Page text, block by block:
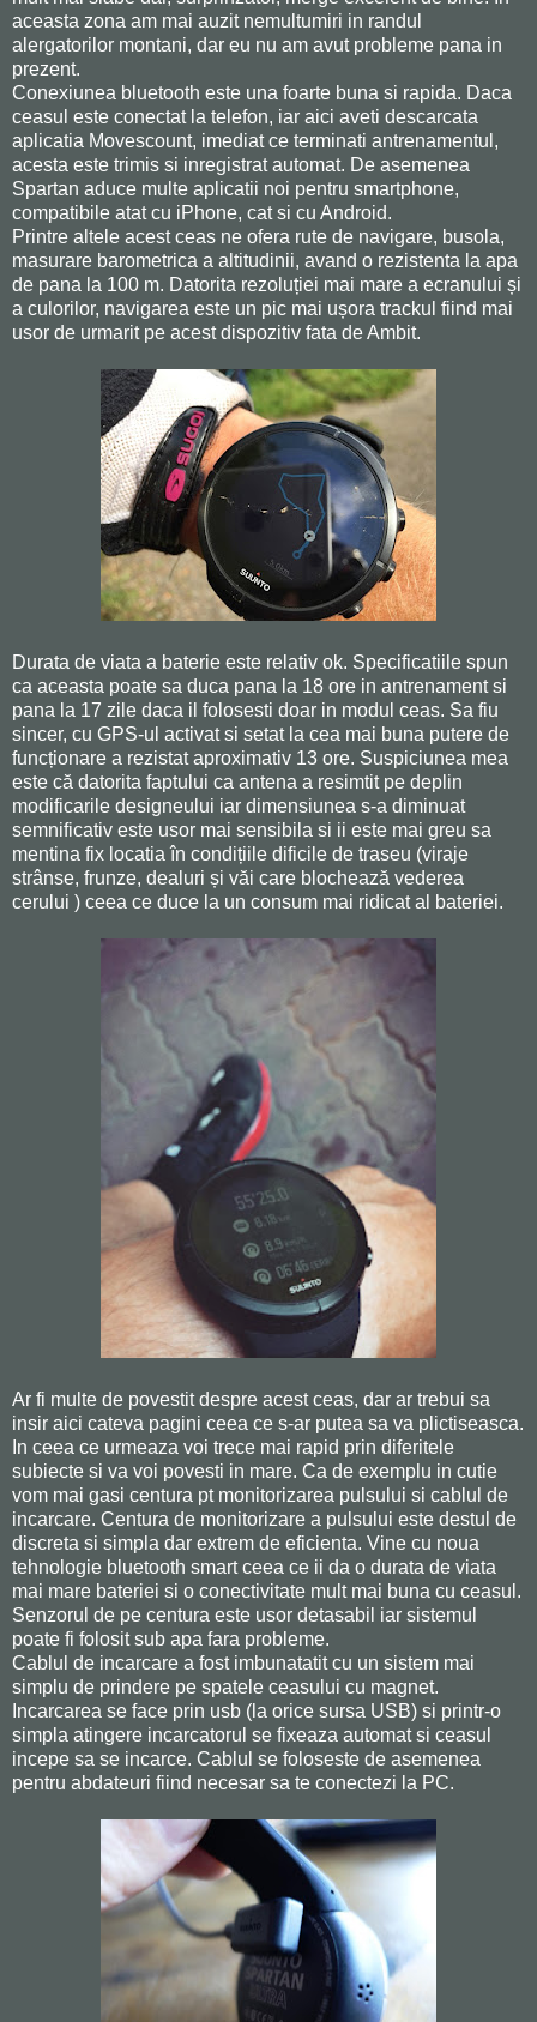
aceasta zona am mai auzit nemultumiri in randul
alergatorilor montani, dar eu nu am avut probleme pana in
prezent.
Conexiunea bluetooth este una foarte buna si rapida. Daca
ceasul este conectat la telefon, iar aici aveti descarcata
aplicatia Movescount, imediat ce terminati antrenamentul,
acesta este trimis si inregistrat automat. De asemenea
Spartan aduce multe aplicatii noi pentru smartphone,
compatibile atat cu iPhone, cat si cu Android.
Printre altele acest ceas ne ofera rute de navigare, busola,
masurare barometrica a altitudinii, avand o rezistenta la apa
de pana la 100 m. Datorita rezoluției mai mare a ecranului și
a culorilor, navigarea este un pic mai ușora trackul fiind mai
usor de urmarit pe acest dispozitiv fata de Ambit.
Durata de viata a baterie este relativ ok. Specificatiile spun
ca aceasta poate sa duca pana la 18 ore in antrenament si
pana la 17 zile daca il folosesti doar in modul ceas. Sa fiu
sincer, cu GPS-ul activat si setat la cea mai buna putere de
funcționare a rezistat aproximativ 13 ore. Suspiciunea mea
este că datorita faptului ca antena a resimtit pe deplin
modificarile designeului iar dimensiunea s-a diminuat
semnificativ este usor mai sensibila si ii este mai greu sa
mentina fix locatia în condițiile dificile de traseu (viraje
strânse, frunze, dealuri și văi care blochează vederea
cerului ) ceea ce duce la un consum mai ridicat al bateriei.
Ar fi multe de povestit despre acest ceas, dar ar trebui sa
insir aici cateva pagini ceea ce s-ar putea sa va plictiseasca.
In ceea ce urmeaza voi trece mai rapid prin diferitele
subiecte si va voi povesti in mare. Ca de exemplu in cutie
vom mai gasi centura pt monitorizarea pulsului si cablul de
incarcare. Centura de monitorizare a pulsului este destul de
discreta si simpla dar extrem de eficienta. Vine cu noua
tehnologie bluetooth smart ceea ce ii da o durata de viata
mai mare bateriei si o conectivitate mult mai buna cu ceasul.
Senzorul de pe centura este usor detasabil iar sistemul
poate fi folosit sub apa fara probleme.
Cablul de incarcare a fost imbunatatit cu un sistem mai
simplu de prindere pe spatele ceasului cu magnet.
Incarcarea se face prin usb (la orice sursa USB) si printr-o
simpla atingere incarcatorul se fixeaza automat si ceasul
incepe sa se incarce. Cablul se foloseste de asemenea
pentru abdateuri fiind necesar sa te conectezi la PC.